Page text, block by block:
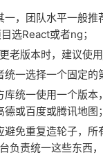
一，团队水平一般
选React或者ng；
老版本时，建议使用
一选择一个固定的
库统一使用一个版本
或百度或腾讯地图；
避免重复造轮子，所
负责统一这些东西